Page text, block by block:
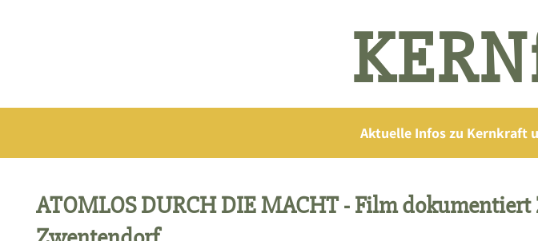
Aktuelle Infos zu Kernkraft
ATOMLOS DURCH DIE MACHT - Film